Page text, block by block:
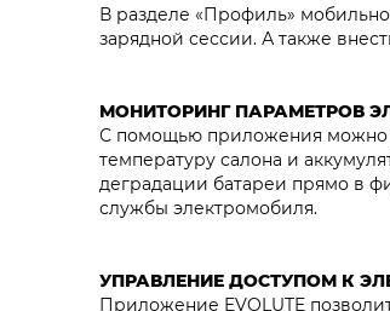
В разделе «Профиль»
зарядной сессии. А также
МОНИТОРИНГ ПАРАМЕТРОВ
С помощью приложения можно
температуру салона и
деградации батареи прямо в
службы электромобиля.
УПРАВЛЕНИЕ ДОСТУПОМ К
Приложение EVOLUTE